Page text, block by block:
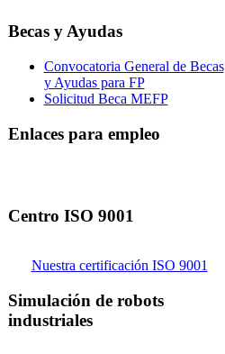
Becas y Ayudas
Convocatoria General de Becas
y Ayudas para FP
Solicitud Beca MEFP
Enlaces para empleo
Centro ISO 9001
Nuestra certificación ISO 9001
Simulación de robots
industriales